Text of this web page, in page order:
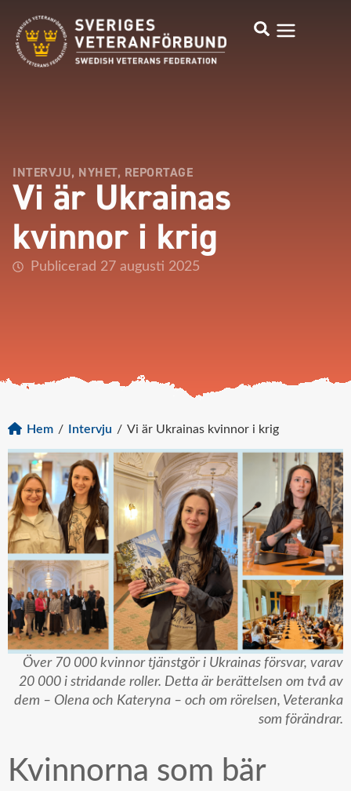
INTERVJU, NYHET, REPORTAGE
Vi är Ukrainas
kvinnor i krig
Publicerad 27 augusti 2025
Hem / Intervju / Vi är Ukrainas kvinnor i krig
Över 70 000 kvinnor tjänstgör i Ukrainas försvar, varav
20 000 i stridande roller. Detta är berättelsen om två av
dem – Olena och Kateryna – och om rörelsen, Veteranka
som förändrar.
Kvinnorna som bär